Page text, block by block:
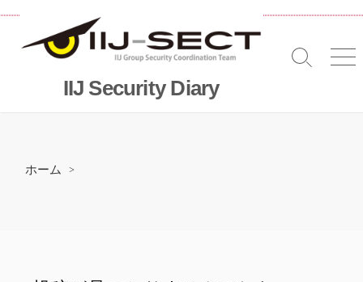
へ
IIJ Security Diary
検
メ
ホーム >